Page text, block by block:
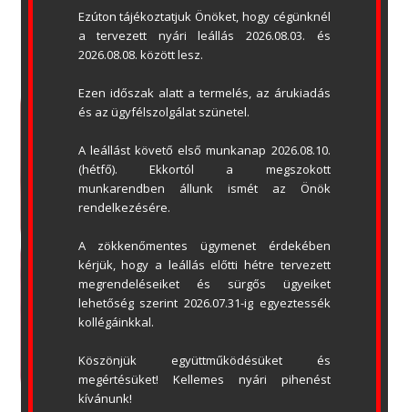
Ezúton tájékoztatjuk Önöket, hogy cégünknél
a tervezett nyári leállás 2026.08.03. és
2026.08.08. között lesz.
Ezen időszak alatt a termelés, az árukiadás
és az ügyfélszolgálat szünetel.
A leállást követő első munkanap 2026.08.10.
(hétfő). Ekkortól a megszokott
munkarendben állunk ismét az Önök
rendelkezésére.
A zökkenőmentes ügymenet érdekében
kérjük, hogy a leállás előtti hétre tervezett
megrendeléseiket és sürgős ügyeiket
lehetőség szerint 2026.07.31-ig egyeztessék
kollégáinkkal.
Köszönjük együttműködésüket és
megértésüket! Kellemes nyári pihenést
kívánunk!